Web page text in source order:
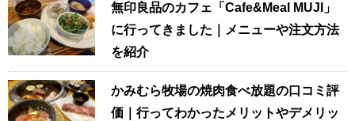
無印良品のカフェ「Cafe&Meal MUJI」
に行ってきました｜メニューや注文方法
を紹介
かみむら牧場の焼肉食べ放題の口コミ評
価｜行ってわかったメリットやデメリッ